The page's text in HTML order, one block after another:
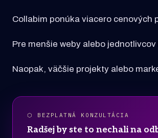
Collabim ponúka viacero cenových
Pre menšie weby alebo
Naopak, väčšie projekty alebo
⬡ BEZPLATNÁ KONZULTÁCIA
Radšej by ste to nechali na